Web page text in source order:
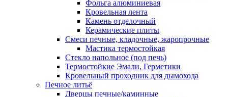
Фольга алюминиевая
Кровельная лента
Камень отделочный
Керамические плиты
Смеси печные, кладочные, жаропрочные
Мастика термостойкая
Стекло напольное (под печь)
Термостойкие Эмали, Герметики
Кровельный проходник для дымохода
Печное литьё
Дверцы печные/каминные